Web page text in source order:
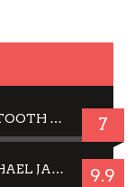
JBL TUNE 720BT: OVER EAR BLUETOOTH KOPFHÖRER UM DIE 50,-€ IM DAUER-TEST 7
WEGEN DES ERFOLGES – MJ: MICHAEL JACKSON MUSICAL IN EINER MATINEE SEHEN 9.9